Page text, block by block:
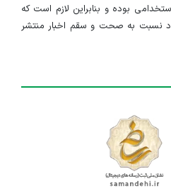
بوده و بنابراین لازم است که
نسبت به صحت و سقم اخبار منتشر